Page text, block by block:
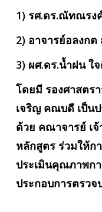
1) รศ.ดร.ณัทณรง
2) อาจารย์อลงก
3) ผศ.ดร.น้ำฝน ใ
โดยมี รองศาสตร
เจริญ คณบดี เป็น
ด้วย คณาจารย์ เ
หลักสูตร ร่วมให้ก
ประเมินคุณภาพก
ประกอบการตรว